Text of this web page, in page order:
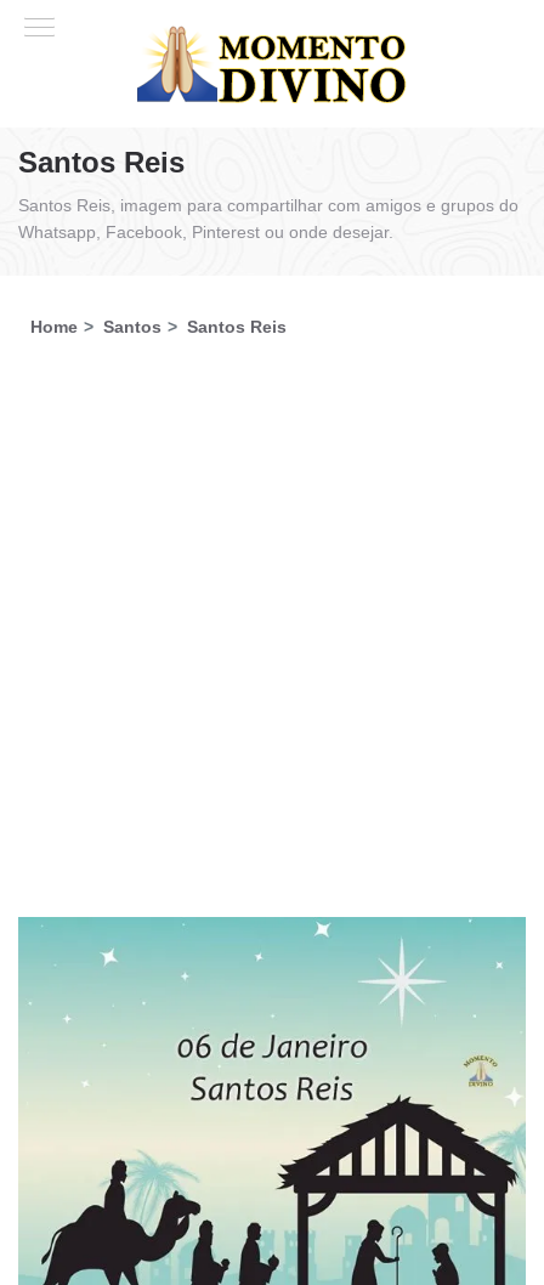
Santos Reis
Santos Reis, imagem para compartilhar com amigos e grupos do
Whatsapp, Facebook, Pinterest ou onde desejar.
Home Santos Santos Reis